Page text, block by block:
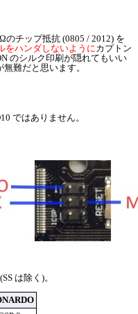
チップ抵抗 (0805 / 2012) を
をハンダしないようにカプトン
のシルク印刷が隠れてもいい
難だと思います。
ではありません。
は除く)。